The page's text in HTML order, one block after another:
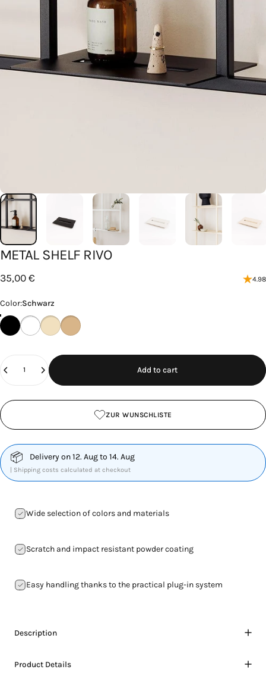
METAL SHELF RIVO
35,00 € 4.98
Color
Color:Schwarz
SchwarzWeißCashewEiche
Quantity
Add to cart
ZUR WUNSCHLISTE
📦 Delivery on 12. Aug to 14. Aug
| Shipping costs calculated at checkout
Wide selection of colors and materials
Scratch and impact resistant powder coating
Easy handling thanks to the practical plug-in system
Description
Product Details